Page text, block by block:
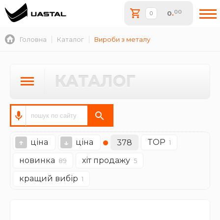
0.00
Головна Каталог Вироби з металу
КАТАЛОГ
↑ ціна ↓ ціна 378 TOP 1
новинка 89 хіт продажу 5
кращий вибір 1